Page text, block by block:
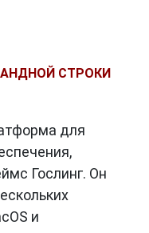
СТРОКИ
для
Гослинг. Он
и